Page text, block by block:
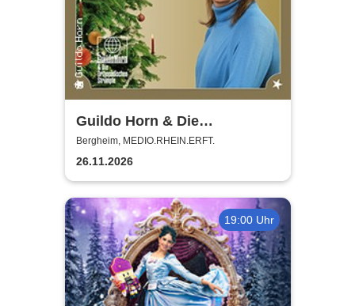
Guildo Horn & Die
Orthopädischen Strümpfe -
Weihnachten mit Guildo
Bergheim, MEDIO.RHEIN.ERFT.
26.11.2026
19:00 Uhr